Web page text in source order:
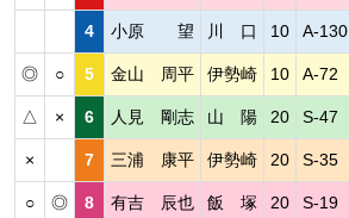
4 小原 望 川 口 10 A-130
◎ ○ 5 金山 周平 伊勢崎 10 A-72
△ × 6 人見 剛志 山 陽 20 S-47
× 7 三浦 康平 伊勢崎 20 S-35
○ ◎ 8 有吉 辰也 飯 塚 20 S-19